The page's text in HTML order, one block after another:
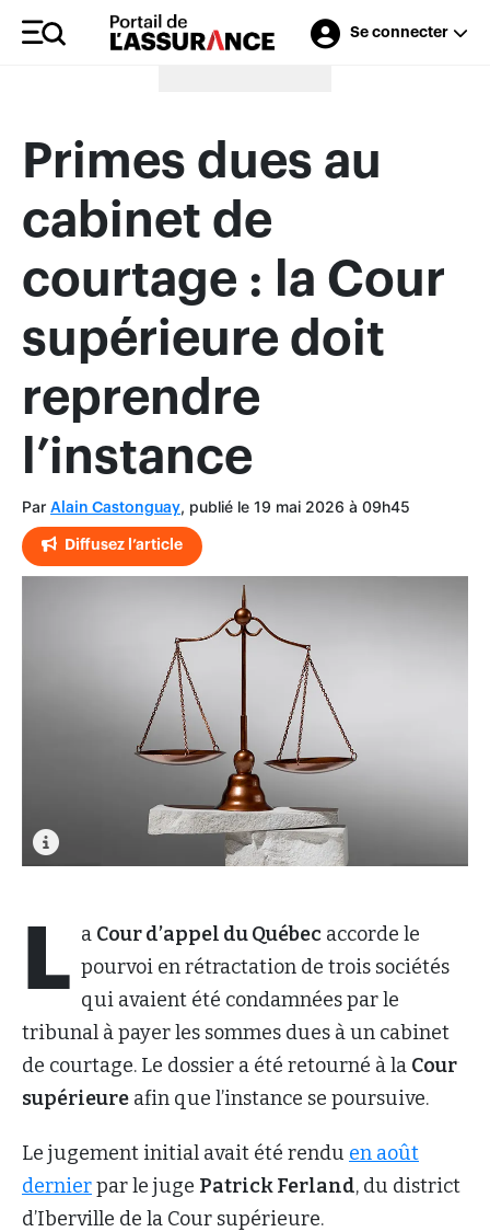
Se connecter
Merci à nos annonceurs
Primes dues au
cabinet de
courtage : la Cour
supérieure doit
reprendre
l’instance
Par Alain Castonguay, publié le 19 mai 2026 à 09h45
Diffusez l’article
L a Cour d’appel du Québec accorde le
pourvoi en rétractation de trois sociétés
qui avaient été condamnées par le
tribunal à payer les sommes dues à un cabinet
de courtage. Le dossier a été retourné à la Cour
supérieure afin que l’instance se poursuive.
Le jugement initial avait été rendu en août
dernierpar le juge Patrick Ferland, du district
d’Iberville de la Cour supérieure.